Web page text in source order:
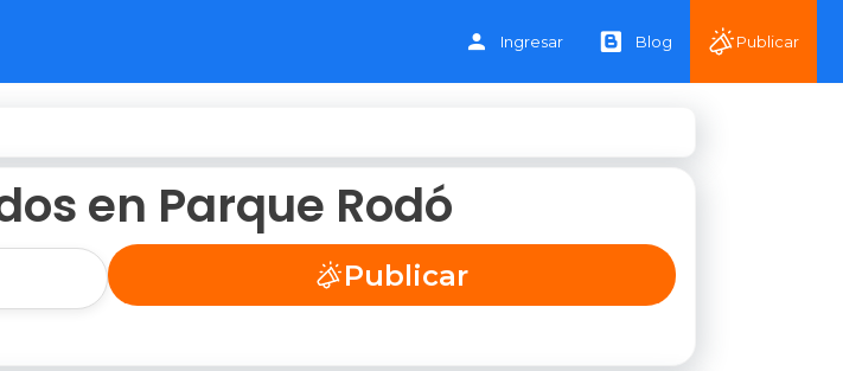
Ingresar Blog Publicar
en Parque Rodó
Publicar